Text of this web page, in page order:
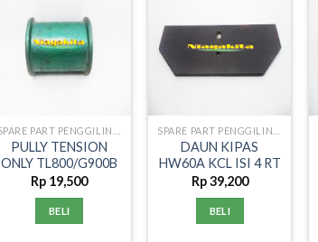
PULLY TENSION
ONLY TL800/G900B
Rp 19,500
BELI
DAUN KIPAS
HW60A KCL ISI 4 RT
Rp39,200
BELI